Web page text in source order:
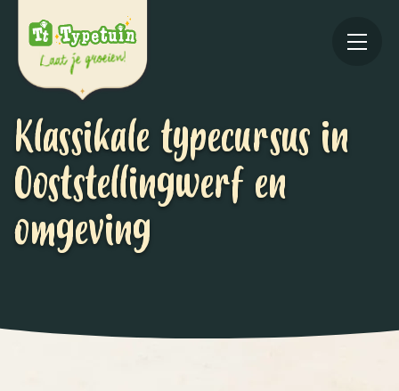
Klassikale typecursus in
Ooststellingwerf en
omgeving